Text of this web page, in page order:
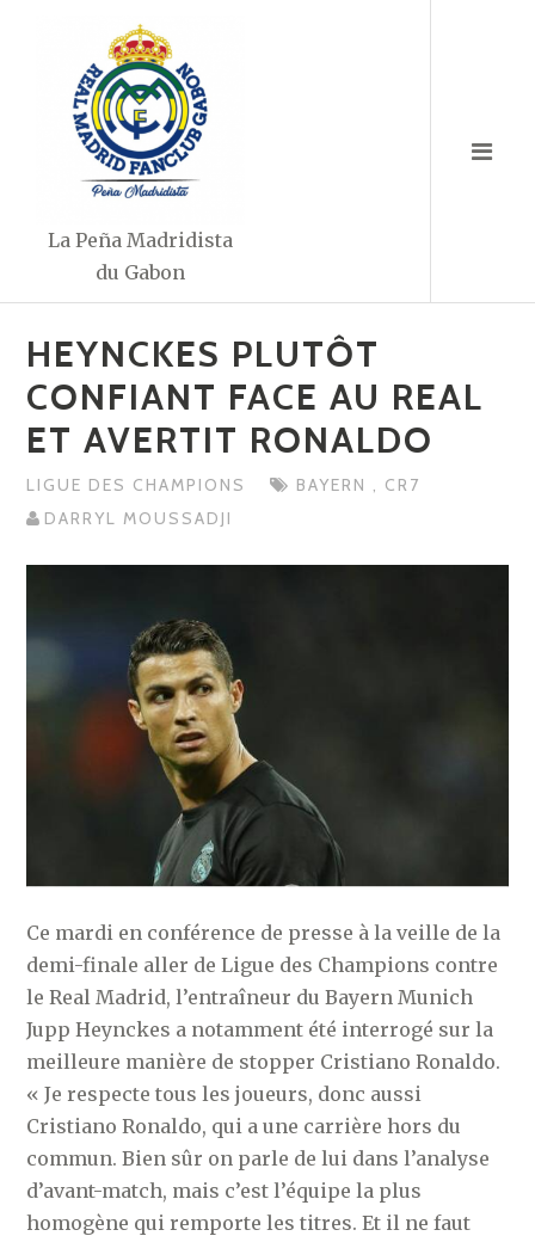
La Peña Madridista
du Gabon
HEYNCKES PLUTÔT
CONFIANT FACE AU REAL
ET AVERTIT RONALDO
LIGUE DES CHAMPIONS BAYERN , CR7
DARRYL MOUSSADJI
Ce mardi en conférence de presse à la veille de la
demi-finale aller de Ligue des Champions contre
le Real Madrid, l’entraîneur du Bayern Munich
Jupp Heynckes a notamment été interrogé sur la
meilleure manière de stopper Cristiano Ronaldo.
« Je respecte tous les joueurs, donc aussi
Cristiano Ronaldo, qui a une carrière hors du
commun. Bien sûr on parle de lui dans l’analyse
d’avant-match, mais c’est l’équipe la plus
homogène qui remporte les titres. Et il ne faut